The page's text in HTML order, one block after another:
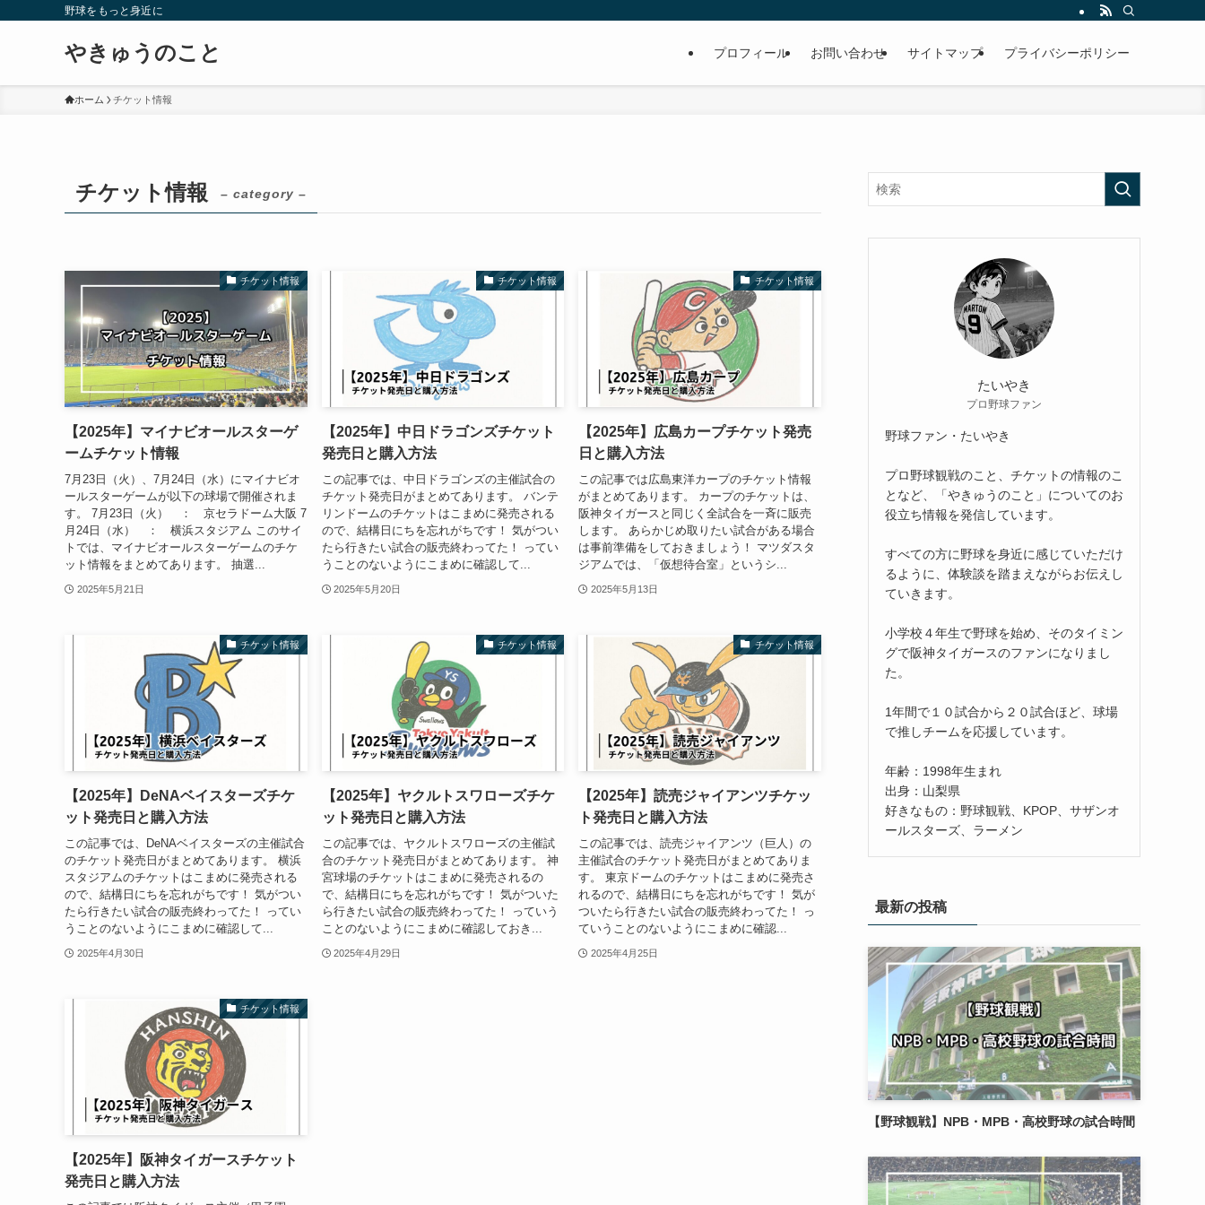
野球をもっと身近に
やきゅうのこと プロフィール お問い合わせ サイトマップ プライバシーポリシー
ホーム チケット情報
チケット情報 – category –
チケット情報
【2025年】マイナビオールスターゲ
ームチケット情報
7月23日（火）、7月24日（水）にマイナビオ
ールスターゲームが以下の球場で開催されま
す。 7月23日（火） ： 京セラドーム大阪 7
月24日（水） ： 横浜スタジアム このサイ
トでは、マイナビオールスターゲームのチケ
ット情報をまとめてあります。 抽選...
2025年5月21日
チケット情報
【2025年】中日ドラゴンズチケット
発売日と購入方法
この記事では、中日ドラゴンズの主催試合の
チケット発売日がまとめてあります。 バンテ
リンドームのチケットはこまめに発売される
ので、結構日にちを忘れがちです！ 気がつい
たら行きたい試合の販売終わってた！ ってい
うことのないようにこまめに確認して...
2025年5月20日
チケット情報
【2025年】広島カープチケット発売
日と購入方法
この記事では広島東洋カープのチケット情報
がまとめてあります。 カープのチケットは、
阪神タイガースと同じく全試合を一斉に販売
します。 あらかじめ取りたい試合がある場合
は事前準備をしておきましょう！ マツダスタ
ジアムでは、「仮想待合室」というシ...
2025年5月13日
チケット情報
【2025年】DeNAベイスターズチケ
ット発売日と購入方法
この記事では、DeNAベイスターズの主催試合
のチケット発売日がまとめてあります。 横浜
スタジアムのチケットはこまめに発売される
ので、結構日にちを忘れがちです！ 気がつい
たら行きたい試合の販売終わってた！ ってい
うことのないようにこまめに確認して...
2025年4月30日
チケット情報
【2025年】ヤクルトスワローズチケ
ット発売日と購入方法
この記事では、ヤクルトスワローズの主催試
合のチケット発売日がまとめてあります。 神
宮球場のチケットはこまめに発売されるの
で、結構日にちを忘れがちです！ 気がついた
ら行きたい試合の販売終わってた！ っていう
ことのないようにこまめに確認しておき...
2025年4月29日
チケット情報
【2025年】読売ジャイアンツチケッ
ト発売日と購入方法
この記事では、読売ジャイアンツ（巨人）の
主催試合のチケット発売日がまとめてありま
す。 東京ドームのチケットはこまめに発売さ
れるので、結構日にちを忘れがちです！ 気が
ついたら行きたい試合の販売終わってた！ っ
ていうことのないようにこまめに確認...
2025年4月25日
チケット情報
【2025年】阪神タイガースチケット
発売日と購入方法
たいやき
プロ野球ファン
野球ファン・たいやき
プロ野球観戦のこと、チケットの情報のこ
となど、「やきゅうのこと」についてのお
役立ち情報を発信しています。
すべての方に野球を身近に感じていただけ
るように、体験談を踏まえながらお伝えし
ていきます。
小学校４年生で野球を始め、そのタイミン
グで阪神タイガースのファンになりまし
た。
1年間で１０試合から２０試合ほど、球場
で推しチームを応援しています。
年齢：1998年生まれ
出身：山梨県
好きなもの：野球観戦、KPOP、サザンオ
ールスターズ、ラーメン
最新の投稿
【野球観戦】NPB・MPB・高校野球の試合時間